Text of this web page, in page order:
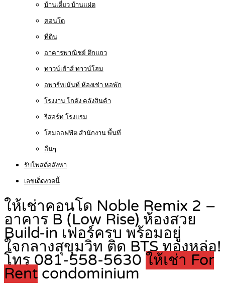
บ้านเดี่ยว บ้านแฝด
คอนโด
ที่ดิน
อาคารพาณิชย์ ตึกแถว
ทาวน์เฮ้าส์ ทาวน์โฮม
อพาร์ทเม้นท์ ห้องเช่า หอพัก
โรงงาน โกดัง คลังสินค้า
รีสอร์ท โรงแรม
โฮมออฟฟิต สำนักงาน พื้นที่
อื่นๆ
รับโพสต์อสังหา
เลขเด็ดงวดนี้
ให้เช่าคอนโด Noble Remix 2 –
อาคาร B (Low Rise) ห้องสวย
Build-in เฟอร์ครบ พร้อมอยู่
ใจกลางสุขุมวิท ติด BTS ทองหล่อ!
โทร 081-558-5630 ให้เช่า For
Rent condominium